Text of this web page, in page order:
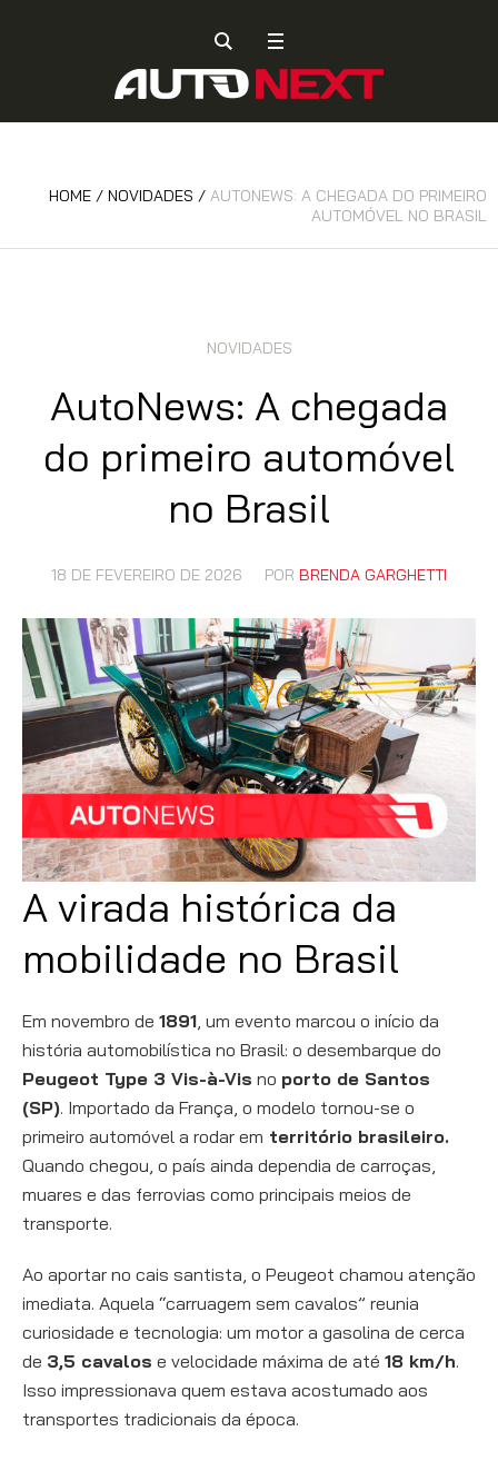
HOME / NOVIDADES / AUTONEWS: A CHEGADA DO PRIMEIRO
AUTOMÓVEL NO BRASIL
NOVIDADES
AutoNews: A chegada
do primeiro automóvel
no Brasil
18 DE FEVEREIRO DE 2026 POR BRENDA GARGHETTI
A virada histórica da
mobilidade no Brasil
Em novembro de 1891, um evento marcou o início da
história automobilística no Brasil: o desembarque do
Peugeot Type 3 Vis-à-Vis no porto de Santos
(SP). Importado da França, o modelo tornou-se o
primeiro automóvel a rodar em território brasileiro.
Quando chegou, o país ainda dependia de carroças,
muares e das ferrovias como principais meios de
transporte.
Ao aportar no cais santista, o Peugeot chamou atenção
imediata. Aquela “carruagem sem cavalos” reunia
curiosidade e tecnologia: um motor a gasolina de cerca
de 3,5 cavalos e velocidade máxima de até 18 km/h.
Isso impressionava quem estava acostumado aos
transportes tradicionais da época.